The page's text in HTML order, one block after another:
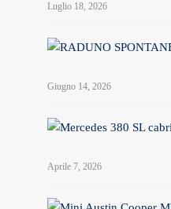
Luglio 18, 2026
Giugno 14, 2026
Aprile 7, 2026